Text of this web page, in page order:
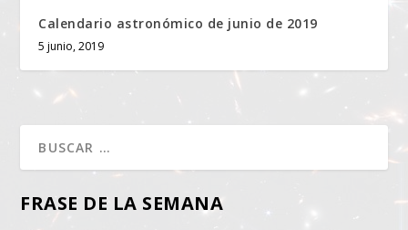
Calendario astronómico de junio de 2019
5 junio, 2019
FRASE DE LA SEMANA